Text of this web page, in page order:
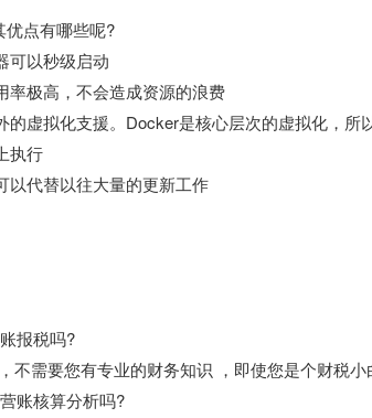
点有哪些呢?
可以秒级启动
率极高，不会造成资源的浪费
的虚拟化支援。Docker是核心层次的虚拟化，所
执行
以代替以往大量的更新工作
报税吗?
不需要您有专业的财务知识 ，即使您是个财税小
账核算分析吗?